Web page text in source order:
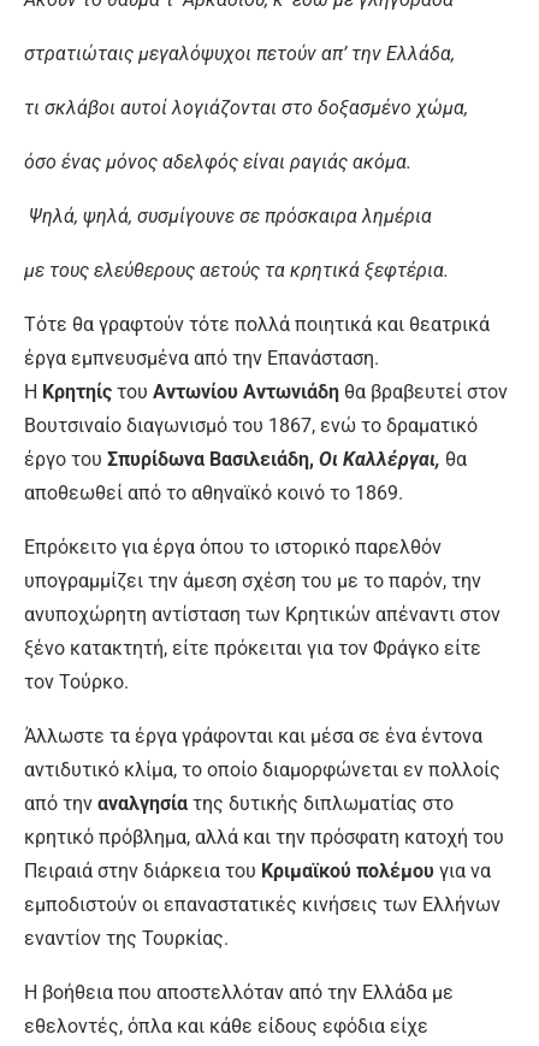
στρατιώταις μεγαλόψυχοι πετούν απ’ την Ελλάδα,
τι σκλάβοι αυτοί λογιάζονται στο δοξασμένο χώμα,
όσο ένας μόνος αδελφός είναι ραγιάς ακόμα.
Ψηλά, ψηλά, συσμίγουνε σε πρόσκαιρα λημέρια
με τους ελεύθερους αετούς τα κρητικά ξεφτέρια.
Τότε θα γραφτούν τότε πολλά ποιητικά και θεατρικά
έργα εμπνευσμένα από την Επανάσταση.
Η Κρητηίς του Αντωνίου Αντωνιάδη θα βραβευτεί στον
Βουτσιναίο διαγωνισμό του 1867, ενώ το δραματικό
έργο του Σπυρίδωνα Βασιλειάδη, Οι Καλλέργαι, θα
αποθεωθεί από το αθηναϊκό κοινό το 1869.
Επρόκειτο για έργα όπου το ιστορικό παρελθόν
υπογραμμίζει την άμεση σχέση του με το παρόν, την
ανυποχώρητη αντίσταση των Κρητικών απέναντι στον
ξένο κατακτητή, είτε πρόκειται για τον Φράγκο είτε
τον Τούρκο.
Άλλωστε τα έργα γράφονται και μέσα σε ένα έντονα
αντιδυτικό κλίμα, το οποίο διαμορφώνεται εν πολλοίς
από την αναλγησία της δυτικής διπλωματίας στο
κρητικό πρόβλημα, αλλά και την πρόσφατη κατοχή του
Πειραιά στην διάρκεια του Κριμαϊκού πολέμου για να
εμποδιστούν οι επαναστατικές κινήσεις των Ελλήνων
εναντίον της Τουρκίας.
Η βοήθεια που αποστελλόταν από την Ελλάδα με
εθελοντές, όπλα και κάθε είδους εφόδια είχε